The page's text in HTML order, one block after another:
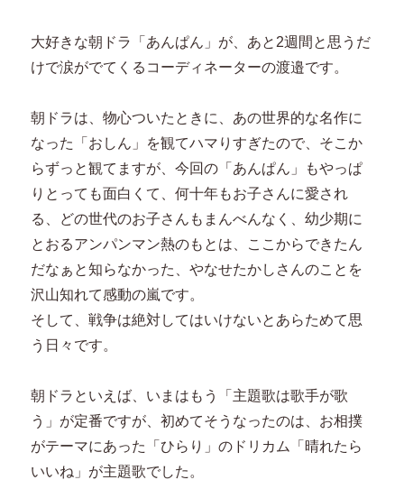
大好きな朝ドラ「あんぱん」が、あと2週間と思うだ
けで涙がでてくるコーディネーターの渡邉です。
朝ドラは、物心ついたときに、あの世界的な名作に
なった「おしん」を観てハマりすぎたので、そこか
らずっと観てますが、今回の「あんぱん」もやっぱ
りとっても面白くて、何十年もお子さんに愛され
る、どの世代のお子さんもまんべんなく、幼少期に
とおるアンパンマン熱のもとは、ここからできたん
だなぁと知らなかった、やなせたかしさんのことを
沢山知れて感動の嵐です。
そして、戦争は絶対してはいけないとあらためて思
う日々です。
朝ドラといえば、いまはもう「主題歌は歌手が歌
う」が定番ですが、初めてそうなったのは、お相撲
がテーマにあった「ひらり」のドリカム「晴れたら
いいね」が主題歌でした。